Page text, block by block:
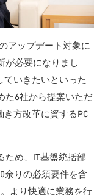
アップデート対象に
が必要になりまし
ていきたいといった
た6社から提案いただ
方改革に資するPC
ため、IT基盤統括部
余りの必須要件を含
より快適に業務を行